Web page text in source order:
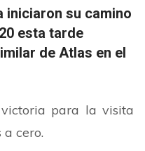
iniciaron su camino
esta tarde
de Atlas en el
para la visita
cero.